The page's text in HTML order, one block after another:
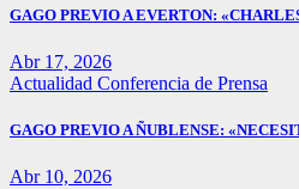
GAGO PREVIO A EVERTON:
Abr 17, 2026
Actualidad Conferencia de Prensa
GAGO PREVIO A ÑUBLENSE:
Abr 10, 2026